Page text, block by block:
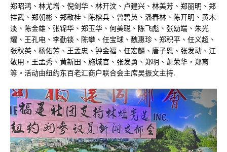
郑昭鸿、林尤增、倪剑华、林开汶、卢建兴、林美芳、郑丽明、郑
祥武、郑朝彬、郑敬桂、陈榕兵、曾碧英、潘春林、陈开明、黄木
淡、陈金雄、张锦华、郑玉华、何美聪、陈飞彪、张幼端、朱光
耀、王孔电、李勤锬、陈攀、任宝球、魏惠珍、郑积平、任义超、
张秋英、杨佑芳、王孟忠、钟金福、任宏麟、唐子恩、张发动、江
敬用，王孟秀、黄新田、施城官、张发勇、郑明、萧荣华，郑育
等。活动由纽约东百老汇商户联合会主席吴振文主持.